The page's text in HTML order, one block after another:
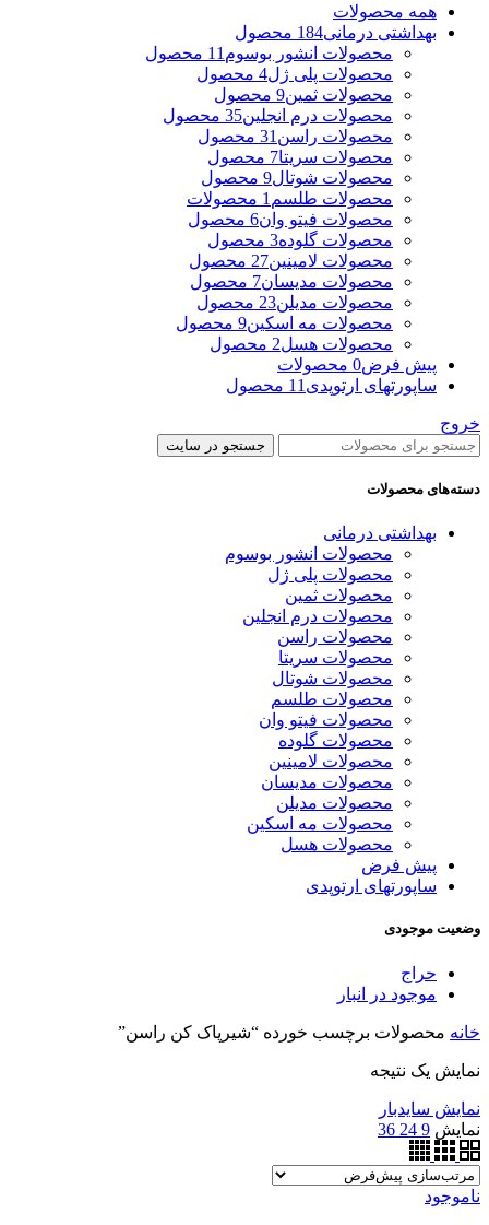
همه محصولات
بهداشتی درمانی184 محصول
محصولات انشور بوسوم 11 محصول
محصولات پلی ژل4 محصول
محصولات ثمین9 محصول
محصولات درم انجلین35 محصول
محصولات راسن 31 محصول
محصولات سریتا7 محصول
محصولات شوتال9 محصول
محصولات طلسم 1 محصولات
محصولات فیتو وان6 محصول
محصولات گلوده3 محصول
محصولات لامینین27 محصول
محصولات مدیسان7 محصول
محصولات مدیلن23 محصول
محصولات مه اسکین9 محصول
محصولات هسل2 محصول
پیش فرض0 محصولات
ساپورتهای ارتوپدی 11 محصول
خروج
جستجو در سایت
دسته‌های محصولات
بهداشتی درمانی
محصولات انشور بوسوم
محصولات پلی ژل
محصولات ثمین
محصولات درم انجلین
محصولات راسن
محصولات سریتا
محصولات شوتال
محصولات طلسم
محصولات فیتو وان
محصولات گلوده
محصولات لامینین
محصولات مدیسان
محصولات مدیلن
محصولات مه اسکین
محصولات هسل
پیش فرض
ساپورتهای ارتوپدی
وضعیت موجودی
حراج
موجود در انبار
خانه محصولات برچسب خورده “شیرپاک کن راسن”
نمایش یک نتیجه
نمایش سایدبار
نمایش 9
24
36
ناموجود